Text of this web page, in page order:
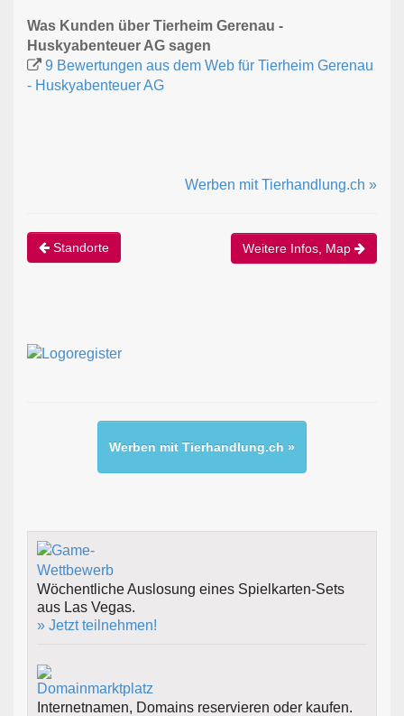
Was Kunden über Tierheim Gerenau -
Huskyabenteuer AG sagen
9 Bewertungen aus dem Web für Tierheim Gerenau
- Huskyabenteuer AG
Werben mit Tierhandlung.ch »
Standorte Weitere Infos, Map
Werben mit Tierhandlung.ch »
Wöchentliche Auslosung eines Spielkarten-Sets
aus Las Vegas.
» Jetzt teilnehmen!
Internetnamen, Domains reservieren oder kaufen.